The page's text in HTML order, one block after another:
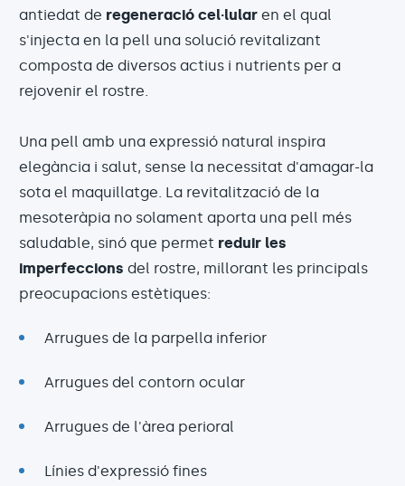
antiedat de regeneració cel·lular en el qual
s'injecta en la pell una solució revitalizant
composta de diversos actius i nutrients per a
rejovenir el rostre.
Una pell amb una expressió natural inspira
elegància i salut, sense la necessitat d'amagar-la
sota el maquillatge. La revitalització de la
mesoteràpia no solament aporta una pell més
saludable, sinó que permet reduir les
imperfeccions del rostre, millorant les principals
preocupacions estètiques:
Arrugues de la parpella inferior
Arrugues del contorn ocular
Arrugues de l'àrea perioral
Línies d'expressió fines